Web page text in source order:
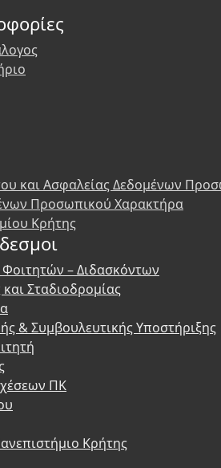
και Ασφαλείας Δεδομένων
Προσωπικού Χαρακτήρα
Κρήτης
– Διδασκόντων
Σταδιοδρομίας
& Συμβουλευτικής Υποστήριξης
ΠΚ
Κρήτης